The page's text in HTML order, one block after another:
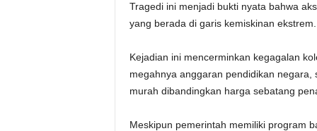
Tragedi ini menjadi bukti nyata bahwa
yang berada di garis kemiskinan ekstrem.
Kejadian ini mencerminkan kegagalan
megahnya anggaran pendidikan
murah dibandingkan harga sebatang
Meskipun pemerintah memiliki program